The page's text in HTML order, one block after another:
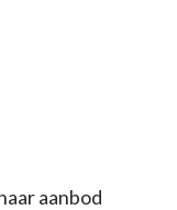
aanbod